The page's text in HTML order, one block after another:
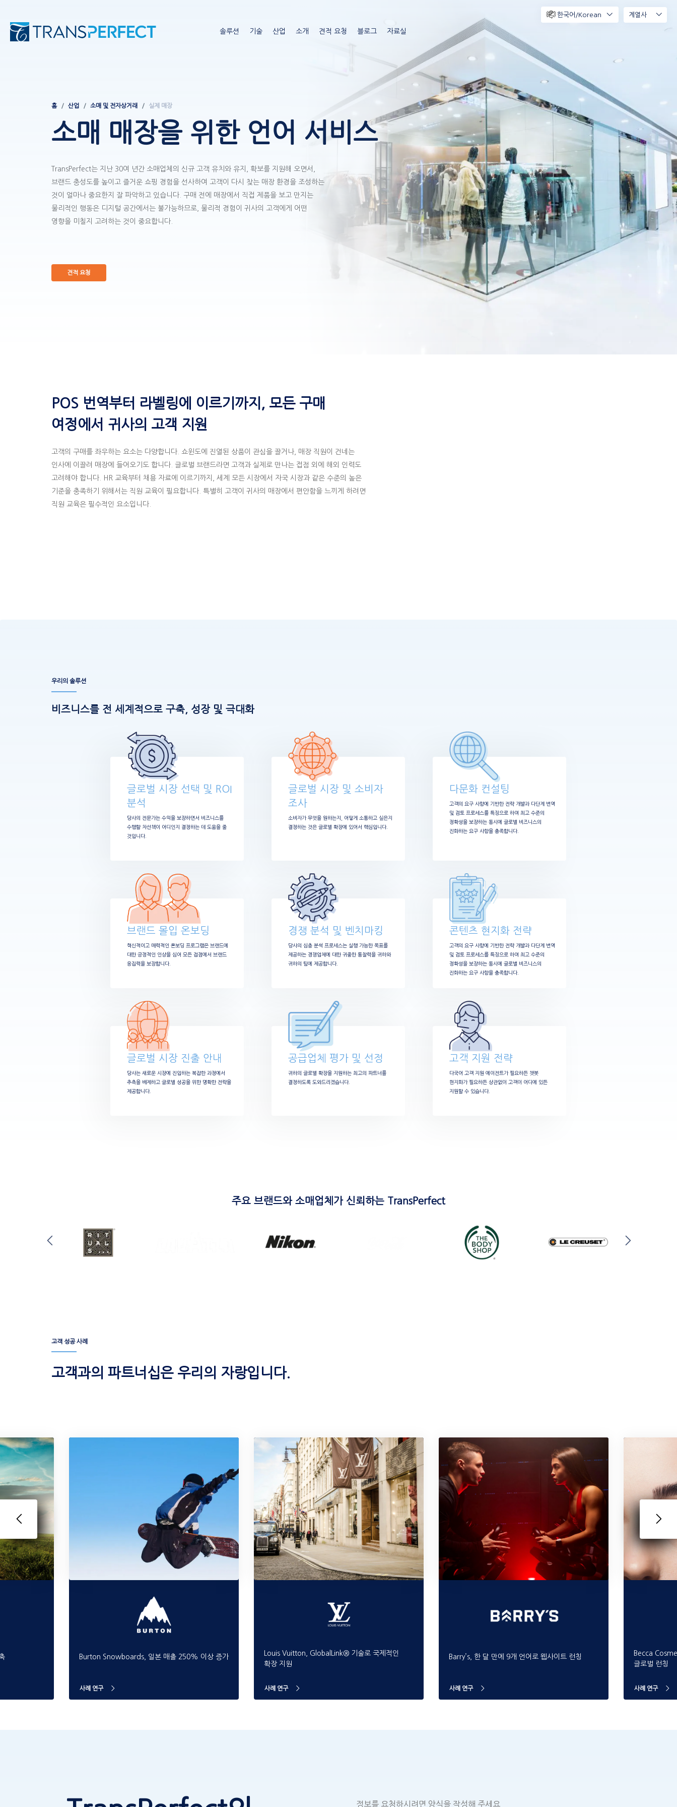
콘
기
솔루션 기술 산업 소개 견적 요청 블로그 자료실
한국어/Korean 계열사
이동
경로
홈 산업 소매 및 전자상거래 실제 매장
소매 매장을 위한 언어 서비스
TransPerfect는 지난 30여 년간 소매업체의 신규 고객 유치와 유지, 확보를 지원해 오면서,
브랜드 충성도를 높이고 즐거운 쇼핑 경험을 선사하여 고객이 다시 찾는 매장 환경을 조성하는
것이 얼마나 중요한지 잘 파악하고 있습니다. 구매 전에 매장에서 직접 제품을 보고 만지는
물리적인 행동은 디지털 공간에서는 불가능하므로, 물리적 경험이 귀사의 고객에게 어떤
영향을 미칠지 고려하는 것이 중요합니다.
견적 요청
POS 번역부터 라벨링에 이르기까지, 모든 구매
여정에서 귀사의 고객 지원
고객의 구매를 좌우하는 요소는 다양합니다. 쇼윈도에 진열된 상품이 관심을 끌거나, 매장 직원이 건네는
인사에 이끌려 매장에 들어오기도 합니다. 글로벌 브랜드라면 고객과 실제로 만나는 접점 외에 해외 인력도
고려해야 합니다. HR 교육부터 채용 자료에 이르기까지, 세계 모든 시장에서 자국 시장과 같은 수준의 높은
기준을 충족하기 위해서는 직원 교육이 필요합니다. 특별히 고객이 귀사의 매장에서 편안함을 느끼게 하려면
직원 교육은 필수적인 요소입니다.
우리의 솔루션
비즈니스를 전 세계적으로 구축, 성장 및 극대화
글로벌 시장 선택 및 ROI
분석
당사의 전문가는 수익을 보장하면서 비즈니스를
수행할 차선책이 어디인지 결정하는 데 도움을 줄
것입니다.
글로벌 시장 및 소비자
조사
소비자가 무엇을 원하는지, 어떻게 소통하고 싶은지
결정하는 것은 글로벌 확장에 있어서 핵심입니다.
다문화 컨설팅
고객의 요구 사항에 기반한 전략 개발과 다단계 번역
및 검토 프로세스를 특징으로 하여 최고 수준의
정확성을 보장하는 동시에 글로벌 비즈니스의
진화하는 요구 사항을 충족합니다.
브랜드 몰입 온보딩
혁신적이고 매력적인 온보딩 프로그램은 브랜드에
대한 긍정적인 인상을 심어 모든 접점에서 브랜드
응집력을 보장합니다.
경쟁 분석 및 벤치마킹
당사의 심층 분석 프로세스는 실행 가능한 목표를
제공하는 경쟁업체에 대한 귀중한 통찰력을 귀하와
귀하의 팀에 제공합니다.
콘텐츠 현지화 전략
고객의 요구 사항에 기반한 전략 개발과 다단계 번역
및 검토 프로세스를 특징으로 하여 최고 수준의
정확성을 보장하는 동시에 글로벌 비즈니스의
진화하는 요구 사항을 충족합니다.
글로벌 시장 진출 안내
당사는 새로운 시장에 진입하는 복잡한 과정에서
추측을 배제하고 글로벌 성공을 위한 명확한 전략을
제공합니다.
공급업체 평가 및 선정
귀하의 글로벌 확장을 지원하는 최고의 파트너를
결정하도록 도와드리겠습니다.
고객 지원 전략
다국어 고객 지원 에이전트가 필요하든 챗봇
현지화가 필요하든 상관없이 고객이 어디에 있든
지원할 수 있습니다.
주요 브랜드와 소매업체가 신뢰하는 TransPerfect
고객 성공 사례
고객과의 파트너십은 우리의 자랑입니다.
Burton Snowboards, 일본 매출 250% 이상 증가
사례 연구
Louis Vuitton, GlobalLink® 기술로 국제적인
확장 지원
사례 연구
Barry’s, 한 달 만에 9개 언어로 웹사이트 런칭
사례 연구
Becca
글로벌 런칭
사례 연구
정보를 요청하시려면 양식을 작성해 주세요